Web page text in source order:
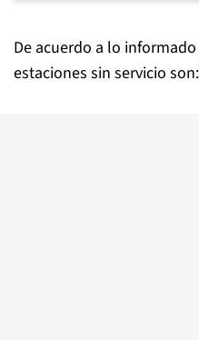
De acuerdo a lo
estaciones sin servicio son: